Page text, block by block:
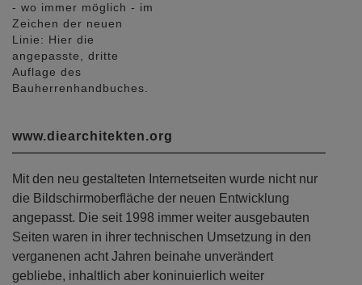
- wo immer möglich - im
Zeichen der neuen
Linie: Hier die
angepasste, dritte
Auflage des
Bauherrenhandbuches.
www.diearchitekten.org
Mit den neu gestalteten Internetseiten wurde nicht nur
die Bildschirmoberfläche der neuen Entwicklung
angepasst. Die seit 1998 immer weiter ausgebauten
Seiten waren in ihrer technischen Umsetzung in den
verganenen acht Jahren beinahe unverändert
gebliebe, inhaltlich aber koninuierlich weiter